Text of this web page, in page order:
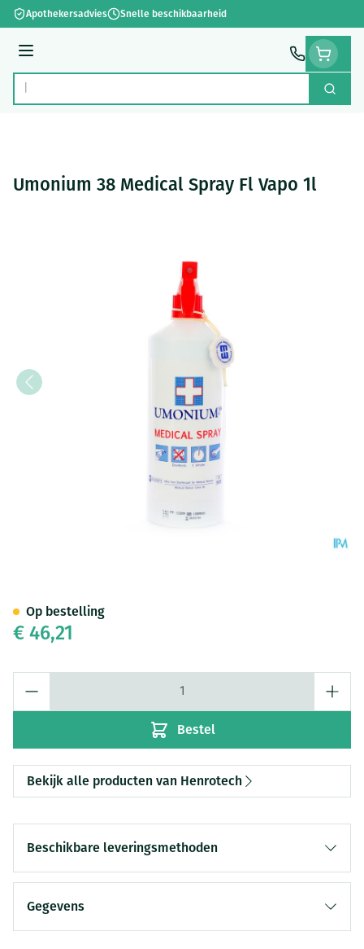
Ga naar de inhoud
Apothekersadvies Snelle beschikbaarheid
Menu
Product, merk, categorie... Zoek
Umonium 38 Medical Spray Fl Vapo 1l
€ 46,21
Bestel
Op bestelling
Bekijk alle producten van Henrotech
Beschikbare leveringsmethoden
Gegevens